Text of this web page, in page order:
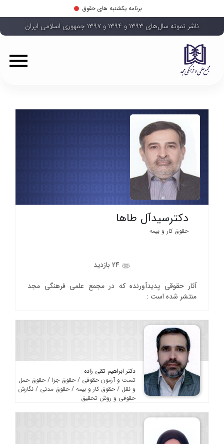
برنامه یکشنبه های حقوق
ناشر نمونه سال‌های ۱۳۹۳ و ۱۳۹۴ و ۱۳۹۷ جمهوری اسلامی ایران
دکترسیدآل طاها
حقوق کار و بیمه
آثار حقوقی پدیدآورنده که در مجمع علمی فرهنگی مجد
منتشر شده است :
دکتر ابراهیم تقی زاده
تست و آزمون حقوقی / حقوق جزا / حقوق حمل
و نقل / حقوق کار و بیمه / حقوق مدنی / نگارش
حقوقی و روش تحقیق